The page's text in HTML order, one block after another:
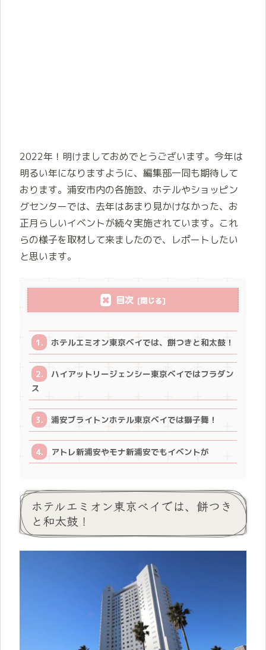
2022年！明けましておめでとうございます。今年は
明るい年になりますように、編集部一同も期待して
おります。浦安市内の各施設、ホテルやショッピン
グセンターでは、去年はあまり見かけなかった、お
正月らしいイベントが続々実施されています。これ
らの様子を取材して来ましたので、レポートしたい
と思います。
目次
ホテルエミオン東京ベイでは、餅つきと和太鼓！
ハイアットリージェンシー東京ベイではフラダン
ス
浦安ブライトンホテル東京ベイでは獅子舞！
アトレ新浦安やモナ新浦安でもイベントが
ホテルエミオン東京ベイでは、餅つき
と和太鼓！